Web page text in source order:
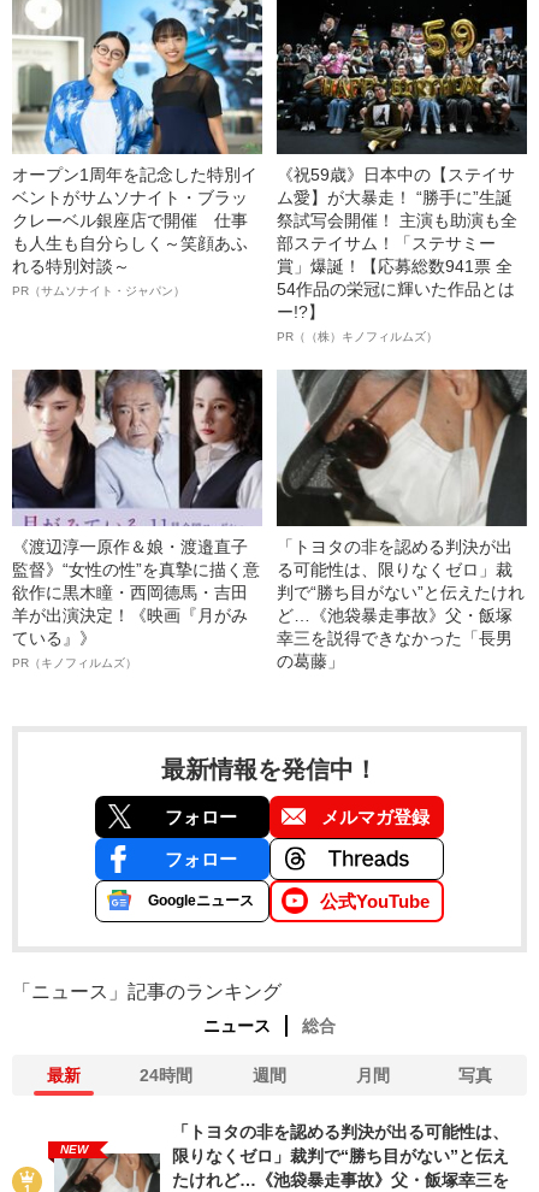
オープン1周年を記念した特別イ
ベントがサムソナイト・ブラッ
クレーベル銀座店で開催 仕事
も人生も自分らしく～笑顔あふ
れる特別対談～
PR（サムソナイト・ジャパン）
《祝59歳》日本中の【ステイサ
ム愛】が大暴走！ “勝手に”生誕
祭試写会開催！ 主演も助演も全
部ステイサム！「ステサミー
賞」爆誕！【応募総数941票 全
54作品の栄冠に輝いた作品とは
ー!?】
PR（（株）キノフィルムズ）
《渡辺淳一原作＆娘・渡邉直子
監督》“女性の性”を真摯に描く意
欲作に黒木瞳・西岡德馬・吉田
羊が出演決定！《映画『月がみ
ている』》
PR（キノフィルムズ）
「トヨタの非を認める判決が出
る可能性は、限りなくゼロ」裁
判で“勝ち目がない”と伝えたけれ
ど…《池袋暴走事故》父・飯塚
幸三を説得できなかった「長男
の葛藤」
最新情報を発信中！
フォロー メルマガ登録
フォロー
Googleニュース 公式YouTube
「ニュース」記事のランキング
ニュース 総合
最新 24時間 週間 月間 写真
NEW
「トヨタの非を認める判決が出る可能性は、
限りなくゼロ」裁判で“勝ち目がない”と伝え
たけれど…《池袋暴走事故》父・飯塚幸三を